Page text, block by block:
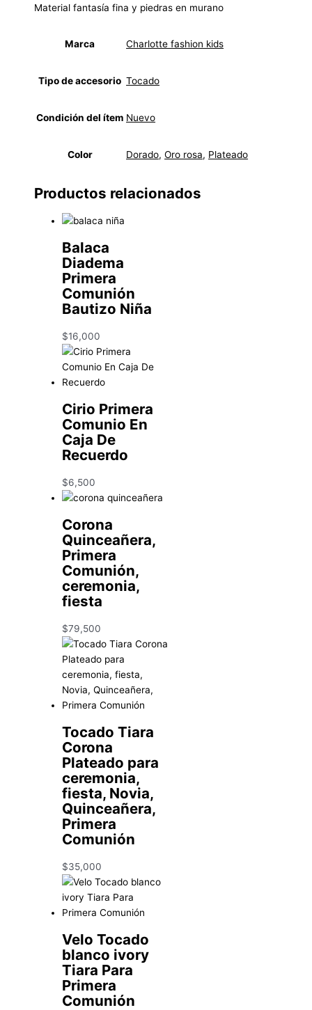
Material fantasía fina y piedras en murano
Marca Charlotte fashion kids
Tipo de accesorio Tocado
Condición del ítem Nuevo
Color Dorado,Oro rosa, Plateado
Productos relacionados
Balaca
Diadema
Primera
Comunión
Bautizo Niña
$16,000
Cirio Primera
Comunio En
Caja De
Recuerdo
$6,500
Corona
Quinceañera,
Primera
Comunión,
ceremonia,
fiesta
$79,500
Tocado Tiara
Corona
Plateado para
ceremonia,
fiesta, Novia,
Quinceañera,
Primera
Comunión
$35,000
Velo Tocado
blanco ivory
Tiara Para
Primera
Comunión